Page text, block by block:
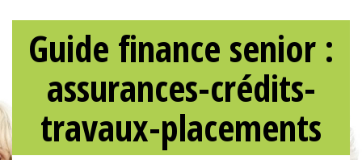
Guide finance senior :
assurances-crédits-
travaux-placements